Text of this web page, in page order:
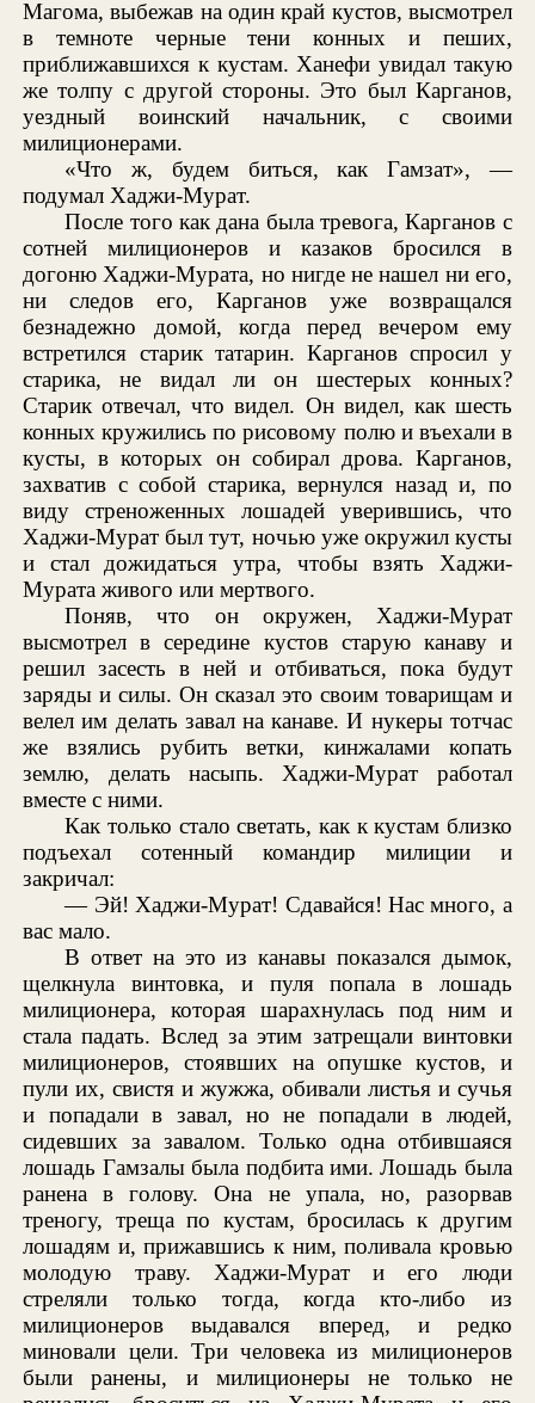
Магома, выбежав на один край кустов, высмотрел
в темноте черные тени конных и пеших,
приближавшихся к кустам. Ханефи увидал такую
же толпу с другой стороны. Это был Карганов,
уездный воинский начальник, с своими
милиционерами.
«Что ж, будем биться, как Гамзат», —
подумал Хаджи-Мурат.
После того как дана была тревога, Карганов с
сотней милиционеров и казаков бросился в
догоню Хаджи-Мурата, но нигде не нашел ни его,
ни следов его, Карганов уже возвращался
безнадежно домой, когда перед вечером ему
встретился старик татарин. Карганов спросил у
старика, не видал ли он шестерых конных?
Старик отвечал, что видел. Он видел, как шесть
конных кружились по рисовому полю и въехали в
кусты, в которых он собирал дрова. Карганов,
захватив с собой старика, вернулся назад и, по
виду стреноженных лошадей уверившись, что
Хаджи-Мурат был тут, ночью уже окружил кусты
и стал дожидаться утра, чтобы взять Хаджи-
Мурата живого или мертвого.
Поняв, что он окружен, Хаджи-Мурат
высмотрел в середине кустов старую канаву и
решил засесть в ней и отбиваться, пока будут
заряды и силы. Он сказал это своим товарищам и
велел им делать завал на канаве. И нукеры тотчас
же взялись рубить ветки, кинжалами копать
землю, делать насыпь. Хаджи-Мурат работал
вместе с ними.
Как только стало светать, как к кустам близко
подъехал сотенный командир милиции и
закричал:
— Эй! Хаджи-Мурат! Сдавайся! Нас много, а
вас мало.
В ответ на это из канавы показался дымок,
щелкнула винтовка, и пуля попала в лошадь
милиционера, которая шарахнулась под ним и
стала падать. Вслед за этим затрещали винтовки
милиционеров, стоявших на опушке кустов, и
пули их, свистя и жужжа, обивали листья и сучья
и попадали в завал, но не попадали в людей,
сидевших за завалом. Только одна отбившаяся
лошадь Гамзалы была подбита ими. Лошадь была
ранена в голову. Она не упала, но, разорвав
треногу, треща по кустам, бросилась к другим
лошадям и, прижавшись к ним, поливала кровью
молодую траву. Хаджи-Мурат и его люди
стреляли только тогда, когда кто-либо из
милиционеров выдавался вперед, и редко
миновали цели. Три человека из милиционеров
были ранены, и милиционеры не только не